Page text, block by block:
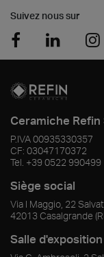
Suivez nous sur
Ceramiche Refin
P.IVA00935330357
CF: 03047170372
Tel. +39 0522 990499
Siège social
Via I Maggio, 22
42013 Casalgrande
Salle